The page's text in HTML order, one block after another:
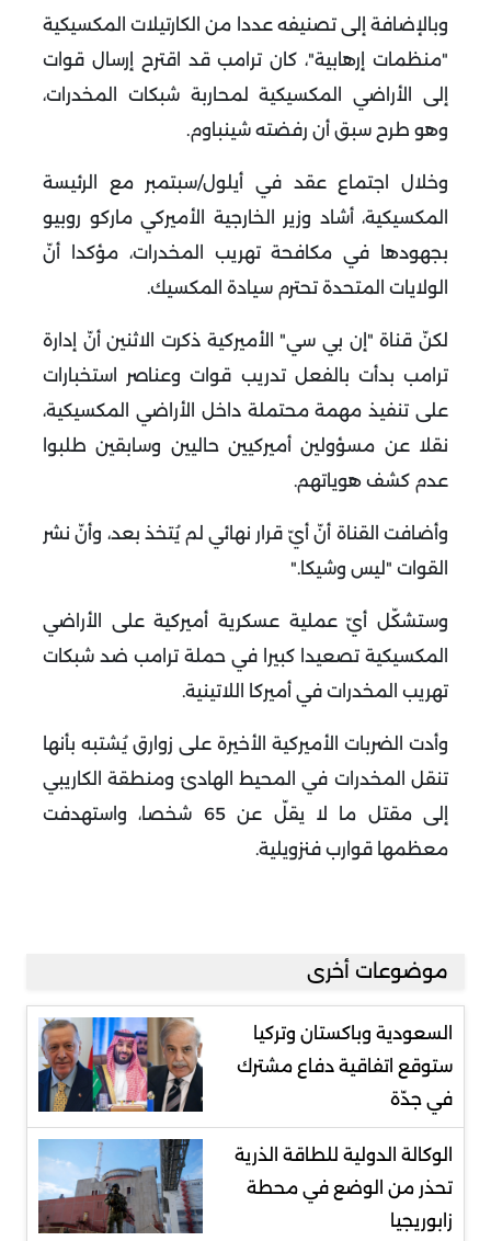
وبالإضافة إلى تصنيفه عددا من الكارتيلات المكسيكية
"منظمات إرهابية"، كان ترامب قد اقترح إرسال قوات
إلى الأراضي المكسيكية لمحاربة شبكات المخدرات،
وهو طرح سبق أن رفضته شينباوم.
وخلال اجتماع عقد في أيلول/سبتمبر مع الرئيسة
المكسيكية، أشاد وزير الخارجية الأميركي ماركو روبيو
بجهودها في مكافحة تهريب المخدرات، مؤكدا أنّ
الولايات المتحدة تحترم سيادة المكسيك.
لكنّ قناة "إن بي سي" الأميركية ذكرت الاثنين أنّ إدارة
ترامب بدأت بالفعل تدريب قوات وعناصر استخبارات
على تنفيذ مهمة محتملة داخل الأراضي المكسيكية،
نقلا عن مسؤولين أميركيين حاليين وسابقين طلبوا
عدم كشف هوياتهم.
وأضافت القناة أنّ أيّ قرار نهائي لم يُتخذ بعد، وأنّ نشر
القوات "ليس وشيكا".
وستشكّل أيّ عملية عسكرية أميركية على الأراضي
المكسيكية تصعيدا كبيرا في حملة ترامب ضد شبكات
تهريب المخدرات في أميركا اللاتينية.
وأدت الضربات الأميركية الأخيرة على زوارق يُشتبه بأنها
تنقل المخدرات في المحيط الهادئ ومنطقة الكاريبي
إلى مقتل ما لا يقلّ عن 65 شخصا، واستهدفت
معظمها قوارب فنزويلية.
موضوعات أخرى
السعودية وباكستان وتركيا
ستوقع اتفاقية دفاع مشترك
في جدّة
الوكالة الدولية للطاقة الذرية
تحذر من الوضع في محطة
زابوريجيا